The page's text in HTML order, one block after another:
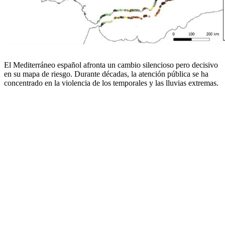
El Mediterráneo español afronta un cambio silencioso pero decisivo
en su mapa de riesgo. Durante décadas, la atención pública se ha
concentrado en la violencia de los temporales y las lluvias extremas.